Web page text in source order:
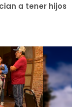
a tener hijos